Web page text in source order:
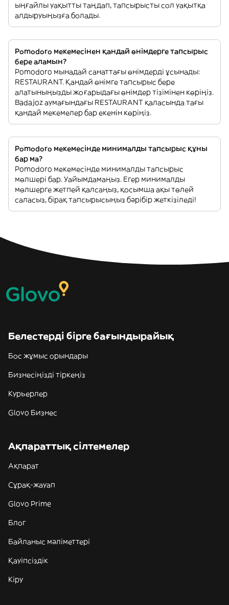
ыңғайлы уақытты таңдап, тапсырысты сол уақытқа
алдыруыңызға болады.
Pomodoro мекемесінен қандай өнімдерге тапсырыс
бере аламын?
Pomodoro мынадай санаттағы өнімдерді ұсынады:
RESTAURANT. Қандай өнімге тапсырыс бере
алатыныңызды жоғарыдағы өнімдер тізімінен көріңіз.
Badajoz аумағындағы RESTAURANT қаласында тағы
қандай мекемелер бар екенін көріңіз.
Pomodoro мекемесінде минималды тапсырыс құны
бар ма?
Pomodoro мекемесінде минималды тапсырыс
мөлшері бар. Уайымдамаңыз. Егер минималды
мөлшерге жетпей қалсаңыз, қосымша ақы төлей
саласыз, бірақ тапсырысыңыз бәрібір жеткізіледі!
Белестерді бірге бағындырайық
Бос жұмыс орындары
Бизнесіңізді тіркеңіз
Курьерлер
Glovo Бизнес
Ақпараттық сілтемелер
Ақпарат
Сұрақ-жауап
Glovo Prime
Блог
Байланыс мәліметтері
Қауіпсіздік
Кіру